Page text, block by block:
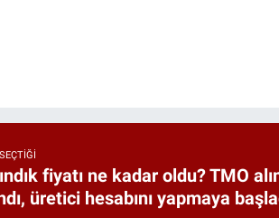
fiyatı ne kadar oldu? TMO
üretici hesabını yapmaya